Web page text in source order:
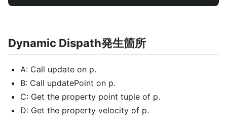
Dynamic Dispath発生箇所
A: Call update on p.
B: Call updatePoint on p.
C: Get the property point tuple of p.
D: Get the property velocity of p.